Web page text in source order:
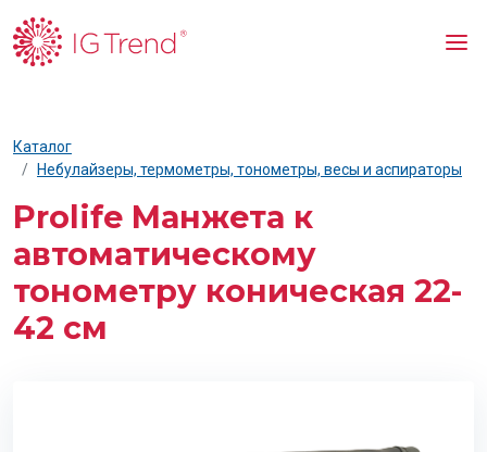
Каталог
Небулайзеры, термометры, тонометры, весы и аспираторы
Prolife Манжета к
автоматическому
тонометру коническая 22-
42 см